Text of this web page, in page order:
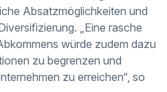
Absatzmöglichkeiten und
„Eine rasche
würde zudem dazu
zu begrenzen und
zu erreichen“, so